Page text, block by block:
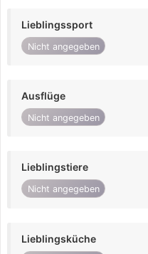
Lieblingssport
Nicht angegeben
Ausflüge
Nicht angegeben
Lieblingstiere
Nicht angegeben
Lieblingsküche